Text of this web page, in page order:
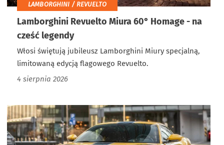
LAMBORGHINI / REVUELTO
Lamborghini Revuelto Miura 60° Homage - na
cześć legendy
Włosi świętują jubileusz Lamborghini Miury specjalną,
limitowaną edycją flagowego Revuelto.
4 sierpnia 2026